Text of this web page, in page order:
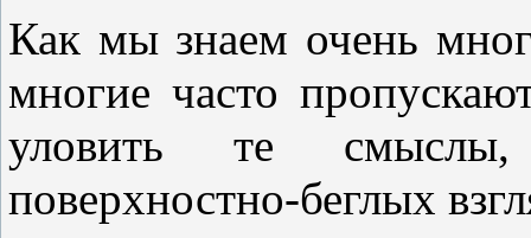
Как мы знаем очень
многие часто
уловить те
поверхностно-беглых